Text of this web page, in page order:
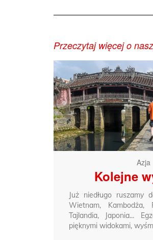
Przeczytaj więcej o
Azja
Kolejne
Już niedługo ruszamy
Wietnam, Kambodża,
Tajlandia, Japonia...
pięknymi widokami,